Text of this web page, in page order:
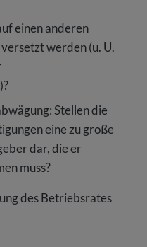
einen anderen
versetzt werden (u. U.
Stellen die
eine zu große
dar, die er
muss?
des Betriebsrates